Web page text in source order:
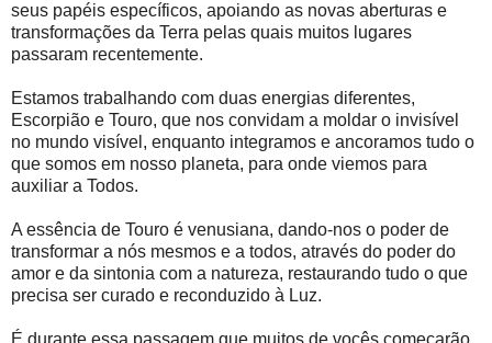
seus papéis específicos, apoiando as novas aberturas e
transformações da Terra pelas quais muitos lugares
passaram recentemente.
Estamos trabalhando com duas energias diferentes,
Escorpião e Touro, que nos convidam a moldar o invisível
no mundo visível, enquanto integramos e ancoramos tudo o
que somos em nosso planeta, para onde viemos para
auxiliar a Todos.
A essência de Touro é venusiana, dando-nos o poder de
transformar a nós mesmos e a todos, através do poder do
amor e da sintonia com a natureza, restaurando tudo o que
precisa ser curado e reconduzido à Luz.